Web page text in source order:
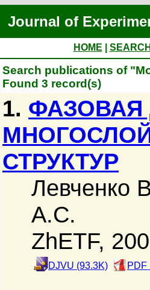
Journal of
HOME
Search publications of
Found 3 record(s)
1. ФАЗОВАЯ
СТРУКТУР
Левченко
А.С.
ZhETF,
DJVU (93.3K) PDF